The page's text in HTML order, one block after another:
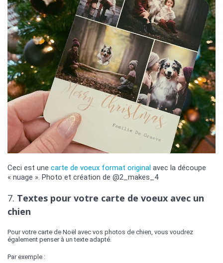
Ceci est une carte de voeux format original avec la découpe
« nuage ». Photo et création de @2_makes_4
7. Textes pour votre carte de voeux avec un
chien
Pour votre carte de Noël avec vos photos de chien, vous voudrez
également penser à un texte adapté.
Par exemple :